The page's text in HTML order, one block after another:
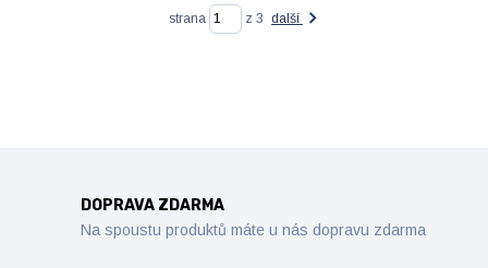
strana z 3 další
DOPRAVA ZDARMA
Na spoustu produktů máte u nás dopravu zdarma